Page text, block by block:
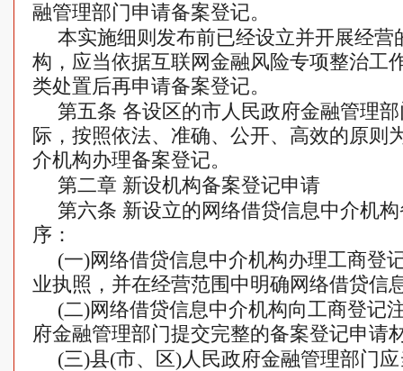
融管理部门申请备案登记。
本实施细则发布前已经设立并开展经营
构，应当依据互联网金融风险专项整治工
类处置后再申请备案登记。
第五条 各设区的市人民政府金融管理
际，按照依法、准确、公开、高效的原则
介机构办理备案登记。
第二章 新设机构备案登记申请
第六条 新设立的网络借贷信息中介机
序：
(一)网络借贷信息中介机构办理工商登
业执照，并在经营范围中明确网络借贷信
(二)网络借贷信息中介机构向工商登记
府金融管理部门提交完整的备案登记申请
(三)县(市、区)人民政府金融管理部门